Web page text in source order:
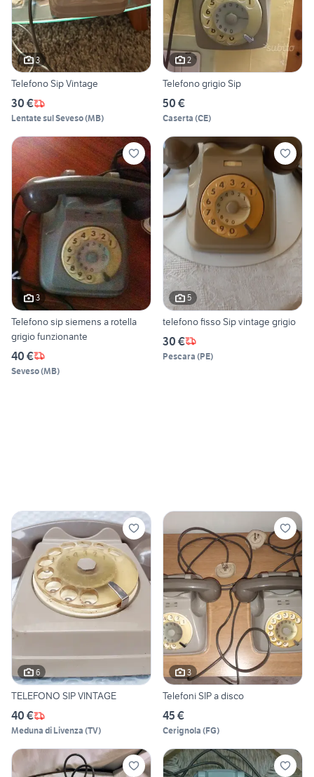
3
Telefono Sip Vintage
30 €
Lentate sul Seveso(MB)
2
Telefono grigio Sip
50 €
Caserta (CE)
3
Telefono sip siemens a rotella
grigio funzionante
40 €
Seveso(MB)
5
telefono fisso Sip vintage grigio
30 €
Pescara (PE)
6
TELEFONO SIP VINTAGE
40 €
Meduna di Livenza (TV)
3
Telefoni SIP a disco
45 €
Cerignola (FG)